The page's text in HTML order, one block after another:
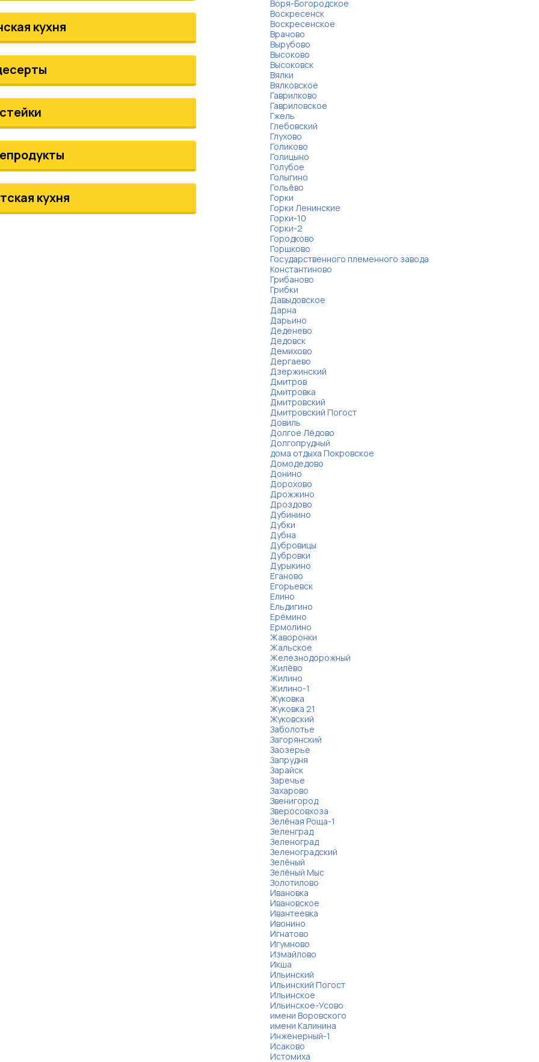
кухня
стейки
кухня
Воря-Богородское
Воскресенск
Воскресенское
Врачово
Вырубово
Высоково
Высоковск
Вялки
Вялковское
Гаврилково
Гавриловское
Гжель
Глебовский
Глухово
Голиково
Голицыно
Голубое
Голыгино
Гольёво
Горки
Горки Ленинские
Горки-10
Горки-2
Городково
Горшково
Государственного племенного завода
Константиново
Грибаново
Грибки
Давыдовское
Дарна
Дарьино
Деденево
Дедовск
Демихово
Дергаево
Дзержинский
Дмитров
Дмитровка
Дмитровский
Дмитровский Погост
Довиль
Долгое Лёдово
Долгопрудный
дома отдыха Покровское
Домодедово
Донино
Дорохово
Дрожжино
Дроздово
Дубинино
Дубки
Дубна
Дубровицы
Дубровки
Дурыкино
Еганово
Егорьевск
Елино
Ельдигино
Ерёмино
Ермолино
Жаворонки
Жальское
Железнодорожный
Жилёво
Жилино
Жилино-1
Жуковка
Жуковка 21
Жуковский
Заболотье
Загорянский
Заозерье
Запрудня
Зарайск
Заречье
Захарово
Звенигород
Зверосовхоза
Зелёная Роща-1
Зеленград
Зеленоград
Зеленоградский
Зелёный
Зелёный Мыс
Золотилово
Ивановка
Ивановское
Ивантеевка
Ивонино
Игнатово
Игумново
Измайлово
Икша
Ильинский
Ильинский Погост
Ильинское
Ильинское-Усово
имени Воровского
имени Калинина
Инженерный-1
Исаково
Истомиха